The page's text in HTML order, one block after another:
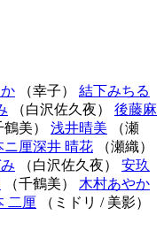
（幸子） 結下みちる
（白沢佐久夜） 後藤麻
鶴美） 浅井晴美 （瀬
ニ厘深井 晴花 （瀬織）
（白沢佐久夜） 安玖
（千鶴美） 木村あやか
二厘 （ミドリ / 美影）